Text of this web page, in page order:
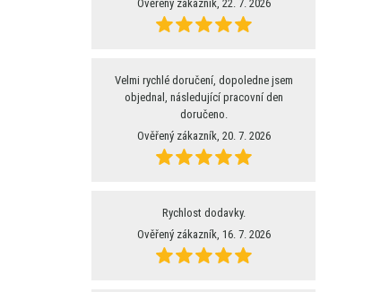
Ověřený zákazník, 22. 7. 2026
Velmi rychlé doručení, dopoledne jsem
objednal, následující pracovní den
doručeno.
Ověřený zákazník, 20. 7. 2026
Rychlost dodavky.
Ověřený zákazník, 16. 7. 2026